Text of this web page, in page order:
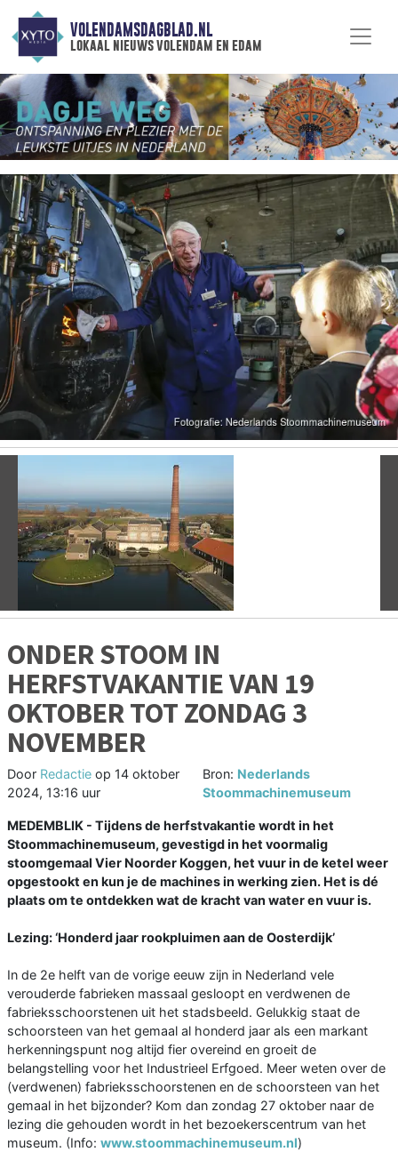
VOLENDAMSDAGBLAD.NL
lokaal nieuws volendam en edam
Vorige
ONDER STOOM IN
HERFSTVAKANTIE VAN 19
OKTOBER TOT ZONDAG 3
NOVEMBER
Door Redactie op 14 oktober
2024, 13:16 uur
Bron: Nederlands
Stoommachinemuseum
MEDEMBLIK - Tijdens de herfstvakantie wordt in het
Stoommachinemuseum, gevestigd in het voormalig
stoomgemaal Vier Noorder Koggen, het vuur in de ketel weer
opgestookt en kun je de machines in werking zien. Het is dé
plaats om te ontdekken wat de kracht van water en vuur is.
Lezing: ‘Honderd jaar rookpluimen aan de Oosterdijk’
In de 2e helft van de vorige eeuw zijn in Nederland vele
verouderde fabrieken massaal gesloopt en verdwenen de
fabrieksschoorstenen uit het stadsbeeld. Gelukkig staat de
schoorsteen van het gemaal al honderd jaar als een markant
herkenningspunt nog altijd fier overeind en groeit de
belangstelling voor het Industrieel Erfgoed. Meer weten over de
(verdwenen) fabrieksschoorstenen en de schoorsteen van het
gemaal in het bijzonder? Kom dan zondag 27 oktober naar de
lezing die gehouden wordt in het bezoekerscentrum van het
museum. (Info: www.stoommachinemuseum.nl)